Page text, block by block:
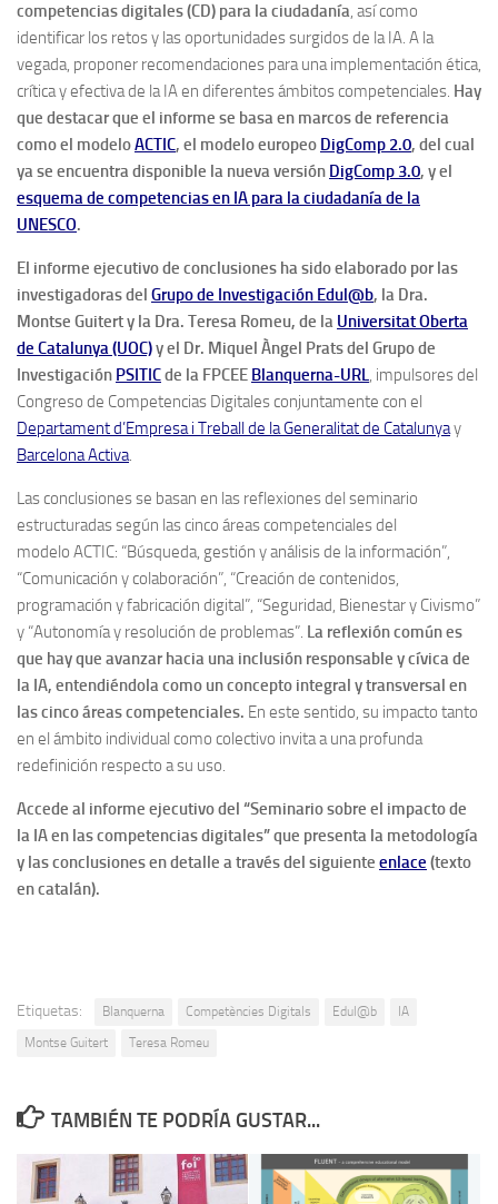
competencias digitales (CD) para la ciudadanía, así como
identificar los retos y las oportunidades surgidos de la IA. A la
vegada, proponer recomendaciones para una implementación ética,
crítica y efectiva de la IA en diferentes ámbitos competenciales. Hay
que destacar que el informe se basa en marcos de referencia
como el modeloACTIC, el modelo europeo DigComp 2.0, del cual
ya se encuentra disponible la nueva versión DigComp 3.0, y el
esquema de competencias en IA para la ciudadanía de la
UNESCO.
El informe ejecutivo de conclusiones ha sido elaborado por las
investigadoras del Grupo de Investigación Edul@b, la Dra.
Montse Guitert y la Dra. Teresa Romeu, de la Universitat Oberta
de Catalunya (UOC)y el Dr. Miquel Àngel Prats del Grupo de
Investigación PSITICde la FPCEE Blanquerna-URL, impulsores del
Congreso de Competencias Digitales conjuntamente con el
Departament d’Empresa i Treball de la Generalitat de Catalunyay
Barcelona Activa.
Las conclusiones se basan en las reflexiones del seminario
estructuradas según las cinco áreas competenciales del
modelo ACTIC: “Búsqueda, gestión y análisis de la información”,
“Comunicación y colaboración”, “Creación de contenidos,
programación y fabricación digital”, “Seguridad, Bienestar y Civismo”
y “Autonomía y resolución de problemas”. La reflexión común es
que hay que avanzar hacia una inclusión responsable y cívica de
la IA, entendiéndola como un concepto integral y transversal en
las cinco áreas competenciales. En este sentido, su impacto tanto
en el ámbito individual como colectivo invita a una profunda
redefinición respecto a su uso.
Accede al informe ejecutivo del “Seminario sobre el impacto de
la IA en las competencias digitales” que presenta la metodología
y las conclusiones en detalle a través del siguiente enlace (texto
en catalán).
Etiquetas: Blanquerna Competències Digitals Edul@b
IA
Montse Guitert
Teresa Romeu
TAMBIÉN TE PODRÍA GUSTAR...